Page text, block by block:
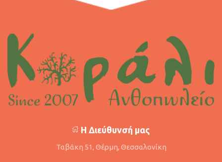
Η Διεύθυνσή μας
Ταβάκη 51, Θέρμη, Θεσσαλονίκη